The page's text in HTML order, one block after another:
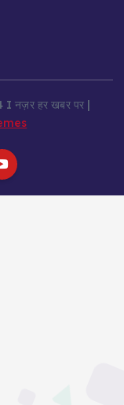
हर खबर पर |